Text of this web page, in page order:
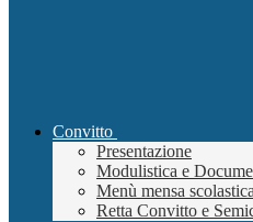
Convitto
Presentazione
Modulistica e
Menù mensa scolastica
Retta Convitto e